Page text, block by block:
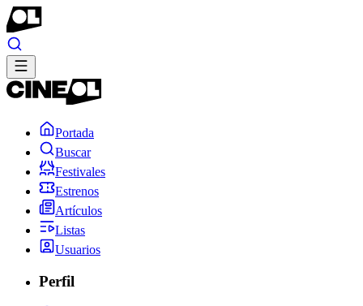
Portada
Buscar
Festivales
Estrenos
Artículos
Listas
Usuarios
Perfil